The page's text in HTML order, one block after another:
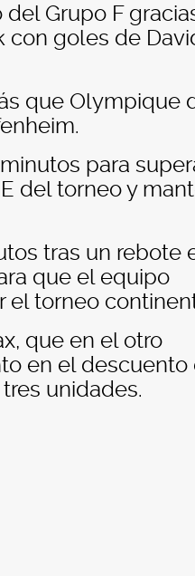
Grupo F
con goles de
que Olympique
para
del torneo y
tras un rebote
que el equipo
el torneo
que en el otro
en el descuento
unidades.